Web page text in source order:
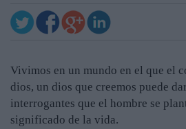
Vivimos en un mundo en el que el
dios, un dios que creemos puede
interrogantes que el hombre se
significado de la vida.